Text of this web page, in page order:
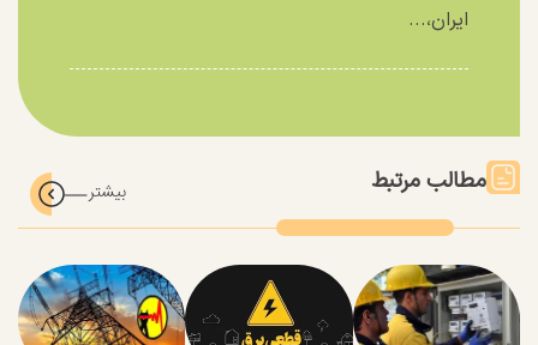
ایران،...
مطالب مرتبط